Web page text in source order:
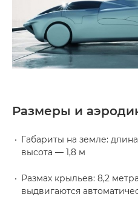
Размеры и
Габариты на земле:
высота — 1,8 м
Размах крыльев: 8,2
выдвигаются